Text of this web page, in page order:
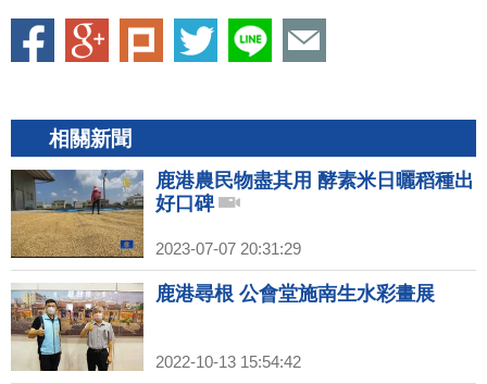
相關新聞
鹿港農民物盡其用 酵素米日曬稻種出
好口碑
2023-07-07 20:31:29
鹿港尋根 公會堂施南生水彩畫展
2022-10-13 15:54:42